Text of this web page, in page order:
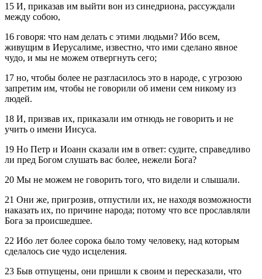
15 И, приказав им выйти вон из синедриона, рассуждали
между собою,
16 говоря: что нам делать с этими людьми? Ибо всем,
живущим в Иерусалиме, известно, что ими сделано явное
чудо, и мы не можем отвергнуть сего;
17 но, чтобы более не разгласилось это в народе, с угрозою
запретим им, чтобы не говорили об имени сем никому из
людей.
18 И, призвав их, приказали им отнюдь не говорить и не
учить о имени Иисуса.
19 Но Петр и Иоанн сказали им в ответ: судите, справедливо
ли пред Богом слушать вас более, нежели Бога?
20 Мы не можем не говорить того, что видели и слышали.
21 Они же, пригрозив, отпустили их, не находя возможности
наказать их, по причине народа; потому что все прославляли
Бога за происшедшее.
22 Ибо лет более сорока было тому человеку, над которым
сделалось сие чудо исцеления.
23 Быв отпущены, они пришли к своим и пересказали, что